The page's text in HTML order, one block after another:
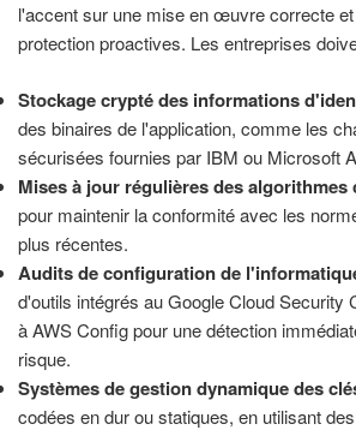
l'accent sur une mise en œuvre correcte
protection proactives. Les entreprises
Stockage crypté des informations
des binaires de l'application, comme les
sécurisées fournies par IBM ou Microsoft
Mises à jour régulières des
pour maintenir la conformité avec les
plus récentes.
Audits de configuration de
d'outils intégrés au Google Cloud Security
à AWS Config pour une détection
risque.
Systèmes de gestion dynamique des
codées en dur ou statiques, en utilisant